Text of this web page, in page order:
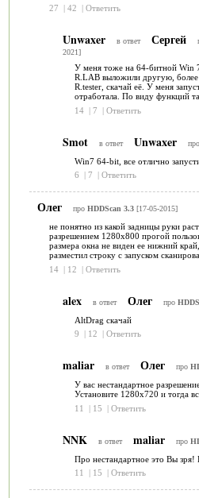
27
| 42 | Ответить
Unwaxer в ответ Сергей
2021]
У меня тоже на 64-битной Win 7
R.LAB выложили другую,
R.tester, скачай её. У меня
отработала. По виду функций
14 | 7 | Ответить
Smot в ответ Unwaxer про
Win7 64-bit, все отлично
6
| 7 | Ответить
Олег про HDDScan 3.3[17-05-2015]
не понятно из какой задницы руки
разрешением 1280х800 прогой
размера окна не виден ее нижний
разместил строку с запуском
14 | 12 | Ответить
alex в ответ Олег про
AltDrag скачай
9
| 12 | Ответить
maliar в ответ Олег про
У вас нестандартное
Установите 1280х720 и тогда
11
| 15 | Ответить
NNK в ответ maliar про
Про нестандартное это Вы
11
| 15 | Ответить